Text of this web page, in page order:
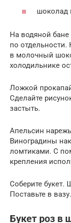
шоколад
На водяной
по отдельности.
в молочный
холодильнике
Ложкой
Сделайте
застыть.
Апельсин
Виноградины
ломтиками. С
крепления
Соберите букет.
Поставьте в вазу.
Букет роз в